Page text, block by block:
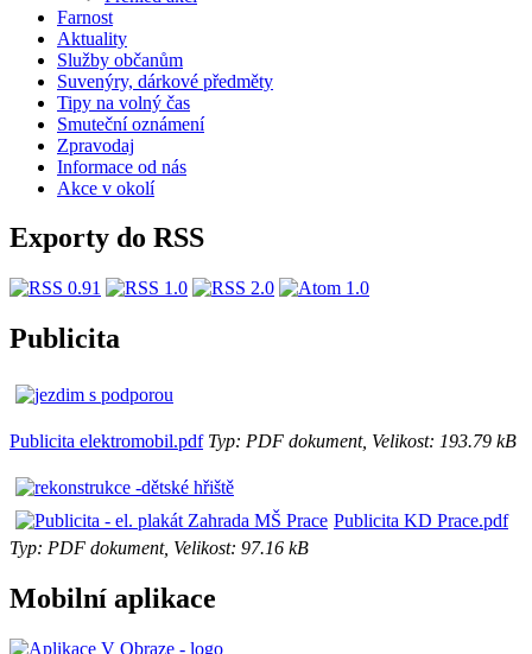
Farnost
Aktuality
Služby občanům
Suvenýry, dárkové předměty
Tipy na volný čas
Smuteční oznámení
Zpravodaj
Informace od nás
Akce v okolí
Exporty do RSS
Publicita
Publicita elektromobil.pdfTyp: PDF dokument, Velikost: 193.79 kB
Publicita KD Prace.pdf
Typ: PDF dokument, Velikost: 97.16 kB
Mobilní aplikace